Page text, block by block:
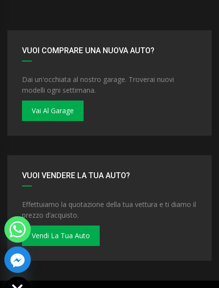
VUOI COMPRARE UNA NUOVA AUTO?
Dai un'occhiata al nostro garage. Troverai nuovi
modelli ogni settimana.
Vai Al Garage
VUOI VENDERE LA TUA AUTO?
Effettuiamo la quotazione della tua vettura e ti diamo il
prezzo d’acquisto.
Vendi La Tua Auto